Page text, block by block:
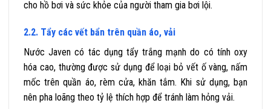
cho hồ bơi và sức khỏe của người tham gia bơi lội.
2.2. Tẩy các vết bẩn trên quần áo, vải
Nước Javen có tác dụng tẩy trắng mạnh do có tính oxy
hóa cao, thường được sử dụng để loại bỏ vết ố vàng, nấm
mốc trên quần áo, rèm cửa, khăn tắm. Khi sử dụng, bạn
nên pha loãng theo tỷ lệ thích hợp để tránh làm hỏng vải.